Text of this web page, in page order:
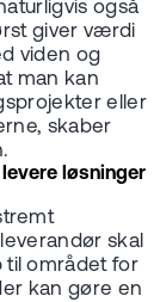
også
giver værdi
viden og
man kan
eller
skaber
løsninger
skal
området for
kan gøre en